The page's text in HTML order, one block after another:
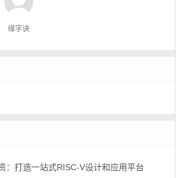
缘字诀
：打造一站式RISC-V设计和应用平台